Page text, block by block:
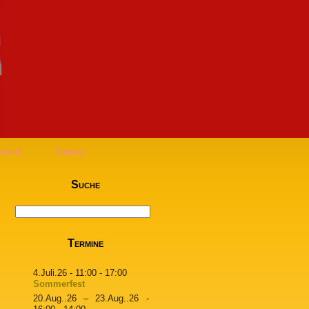
Termine
Suche
Termine
4.Juli.26- 11:00 - 17:00
Sommerfest
20.Aug..26
– 23.Aug..26 -